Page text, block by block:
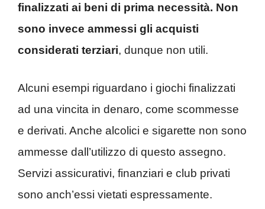
finalizzati ai beni di prima necessità. Non
sono invece ammessi gli acquisti
considerati terziari, dunque non utili.
Alcuni esempi riguardano i giochi finalizzati
ad una vincita in denaro, come scommesse
e derivati. Anche alcolici e sigarette non sono
ammesse dall’utilizzo di questo assegno.
Servizi assicurativi, finanziari e club privati
sono anch’essi vietati espressamente.